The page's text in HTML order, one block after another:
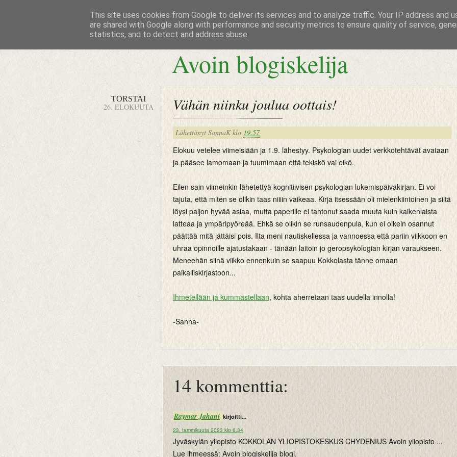
Avoin blogiskelija
TORSTAI
26. ELOKUUTA Vähän niinku joulua oottais!
Lähettänyt SannaK klo 19.57
Elokuu vetelee viimeisiään ja 1.9. lähestyy. Psykologian uudet verkkotehtävät avataan
ja pääsee lamomaan ja tuumimaan että tekiskö vai eikö.
Eilen sain viimeinkin lähetettyä kognitiivisen psykologian lukemispäiväkirjan. Ei voi
tajuta, että miten se olikin taas niiiin vaikeaa. Kirja itsessään oli mielenkiintoinen ja siitä
löysi paljon hyvää asiaa, mutta paperille ei tahtonut saada muuta kuin kaikenlaista
latteaa ja ympäripyöreää. Ehkä se olikin se runsaudenpula, kun ei oikein osannut
päättää mitä jättäisi pois. Ilta meni nautiskellessa ja vannoessa että pariin viikkoon en
uhraa opinnoille ajatustakaan - tänään laitoin jo geropsykologian kirjan varaukseen.
Meneehän siinä viikko ennenkuin se saapuu Kokkolasta tänne omaan
paikalliskirjastoon...
Ihmetellään ja kummastellaan, kohta aherretaan taas uudella innolla!
-Sanna-
14 kommenttia:
Raymar Jahani kirjoitti...
23. tammikuuta 2023 klo 6.34
Jyväskylän yliopisto KOKKOLAN YLIOPISTOKESKUS CHYDENIUS Avoin yliopisto ...
Lue ihmeessä: Avoin blogiskelija blogi.
This site uses cookies from Google to deliver its services and to analyze traffic. Your IP address and
are shared with Google along with performance and security metrics to ensure quality of service,
statistics, and to detect and address abuse.